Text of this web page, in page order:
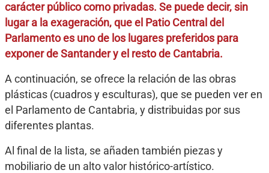
carácter público como privadas. Se puede decir, sin
lugar a la exageración, que el Patio Central del
Parlamento es uno de los lugares preferidos para
exponer de Santander y el resto de Cantabria.
A continuación, se ofrece la relación de las obras
plásticas (cuadros y esculturas), que se pueden ver en
el Parlamento de Cantabria, y distribuidas por sus
diferentes plantas.
Al final de la lista, se añaden también piezas y
mobiliario de un alto valor histórico-artístico.